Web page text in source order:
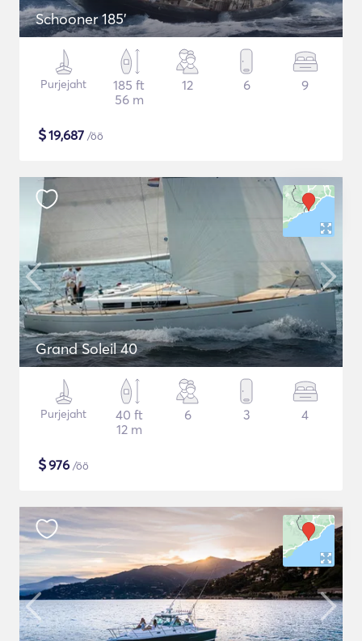
Schooner 185'
Purjejaht
185 ft
56 m
12 6 9
$19,687 /öö
Grand Soleil 40
Purjejaht
40 ft
12 m
6 3 4
$976 /öö